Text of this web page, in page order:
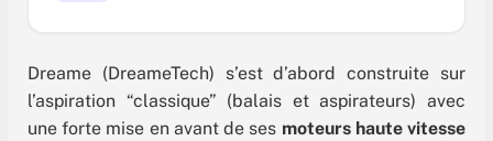
Dreame (DreameTech) s’est d’abord construite sur
l’aspiration “classique” (balais et aspirateurs) avec
une forte mise en avant de ses moteurs haute vitesse